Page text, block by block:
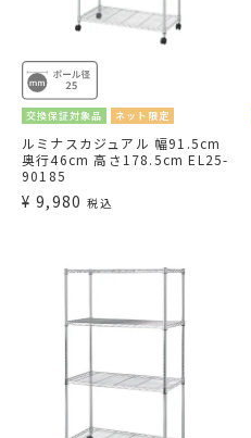
交換保証対象品 ネット限定
ルミナスカジュアル 幅91.5cm
奥行46cm 高さ178.5cm EL25-
90185
¥ 9,980 税込